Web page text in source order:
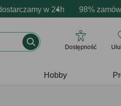
w 24h 98%
produktów
emocje - zawsze
Dostępność
Hobby